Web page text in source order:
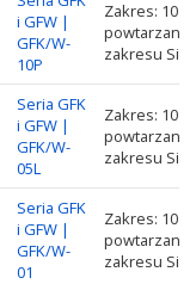
i GFW |
GFK/W-
10P
Zakres: 10
zakresu
Seria GFK
i GFW |
GFK/W-
05L
Zakres: 10
zakresu
Seria GFK
i GFW |
GFK/W-
01
Zakres: 10
zakresu